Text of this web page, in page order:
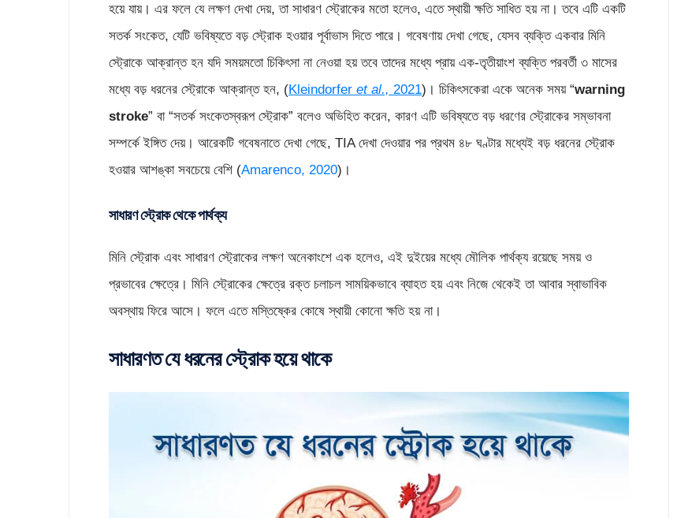
হয়ে যায়। এর ফলে যে লক্ষণ দেখা দেয়, তা সাধারণ স্ট্রোকের মতো হলেও, এতে স্থায়ী ক্ষতি সাধিত হয় না। তবে এটি একটি
সতর্ক সংকেত, যেটি ভবিষ্যতে বড় স্ট্রোক হওয়ার পূর্বাভাস দিতে পারে। গবেষণায় দেখা গেছে, যেসব ব্যক্তি একবার মিনি
স্ট্রোকে আক্রান্ত হন যদি সময়মতো চিকিৎসা না নেওয়া হয় তবে তাদের মধ্যে প্রায় এক-তৃতীয়াংশ ব্যক্তি পরবর্তী ৩ মাসের
মধ্যে বড় ধরনের স্ট্রোকে আক্রান্ত হন, (Kleindorfer et al., 2021)। চিকিৎসকেরা একে অনেক সময় “warning
stroke” বা “সতর্ক সংকেতস্বরূপ স্ট্রোক” বলেও অভিহিত করেন, কারণ এটি ভবিষ্যতে বড় ধরণের স্ট্রোকের সম্ভাবনা
সম্পর্কে ইঙ্গিত দেয়। আরেকটি গবেষনাতে দেখা গেছে, TIA দেখা দেওয়ার পর প্রথম ৪৮ ঘণ্টার মধ্যেই বড় ধরনের স্ট্রোক
হওয়ার আশঙ্কা সবচেয়ে বেশি (Amarenco, 2020)।
সাধারণ স্ট্রোক থেকে পার্থক্য
মিনি স্ট্রোক এবং সাধারণ স্ট্রোকের লক্ষণ অনেকাংশে এক হলেও, এই দুইয়ের মধ্যে মৌলিক পার্থক্য রয়েছে সময় ও
প্রভাবের ক্ষেত্রে। মিনি স্ট্রোকের ক্ষেত্রে রক্ত চলাচল সাময়িকভাবে ব্যাহত হয় এবং নিজে থেকেই তা আবার স্বাভাবিক
অবস্থায় ফিরে আসে। ফলে এতে মস্তিষ্কের কোষে স্থায়ী কোনো ক্ষতি হয় না।
সাধারণত যে ধরনের স্ট্রোক হয়ে থাকে